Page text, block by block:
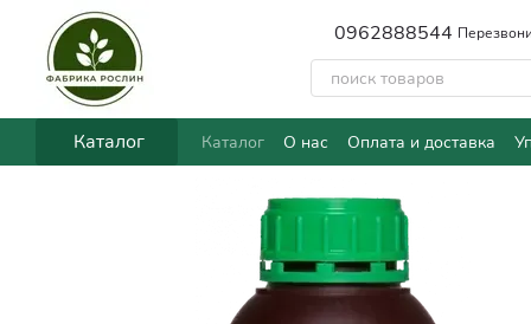
Перейти к основному контенту
0962888544
Каталог Каталог О нас Оплата и доставка